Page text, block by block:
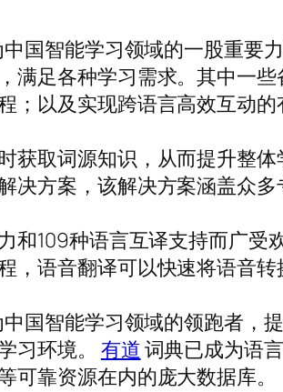
国智能学习领域的一股重要
满足各种学习需求。其中一
以及实现跨语言高效互动的
获取词源知识，从而提升整
方案，该解决方案涵盖众多
和109种语言互译支持而广
，语音翻译可以快速将语音
国智能学习领域的领跑者，
习环境。 有道词典已成为语
靠资源在内的庞大数据库。